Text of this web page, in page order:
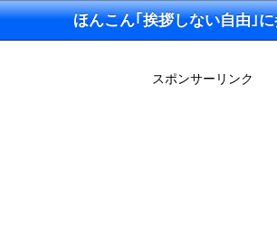
ほんこん｢挨拶しない自由｣
スポンサーリンク